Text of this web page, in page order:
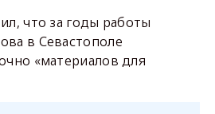
что за годы работы
в Севастополе
«материалов для